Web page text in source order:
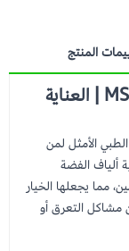
المنتج
جوارب ألياف الفضة الطبية MSHS1011 | العناية
الأمثل لمن
الفضة
مما يجعلها الخيار
التعرق أو